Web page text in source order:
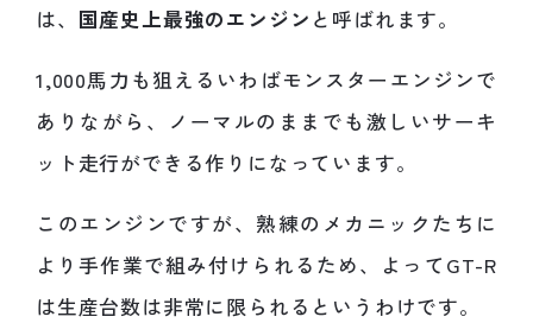
は、 国産史上最強のエンジン と呼ばれます。
1,000馬力も狙えるいわばモンスターエンジンで
ありながら、ノーマルのままでも激しいサーキ
ット走行ができる作りになっています。
このエンジンですが、熟練のメカニックたちに
より手作業で組み付けられるため、よってGT-R
は生産台数は非常に限られるというわけです。